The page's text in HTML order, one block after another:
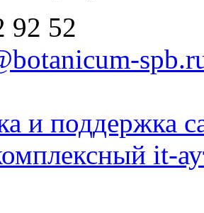
92 52
и поддержка
it-